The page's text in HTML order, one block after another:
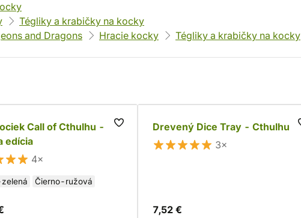
Tégliky a krabičky na kocky
and Dragons Hracie kocky Tégliky a krabičky na kocky
Call of Cthulhu -
edícia
4×
Čierno-ružová
Drevený Dice Tray - Cthulhu
3×
7,52 €